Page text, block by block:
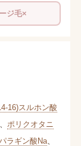
ジ毛×
16)スルホン酸
ポリクオタニ
ラギン酸Na、